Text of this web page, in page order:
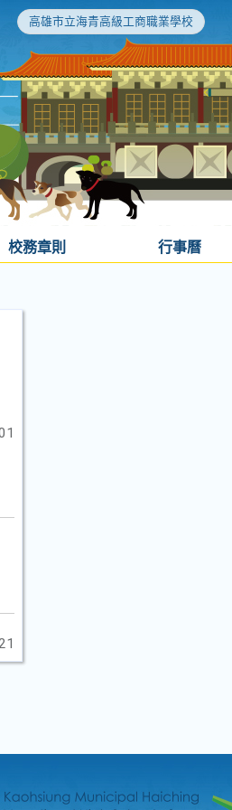
高雄市立海青高級工商職業學校
校務章則 行事曆